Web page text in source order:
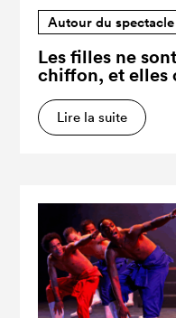
Autour du spectacle
Les filles ne
chiffon, et elles
Lire la suite